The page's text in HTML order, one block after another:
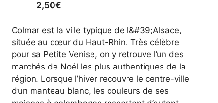
2,50€
Colmar est la ville typique de l&#39;Alsace,
située au cœur du Haut-Rhin. Très célèbre
pour sa Petite Venise, on y retrouve l’un des
marchés de Noël les plus authentiques de la
région. Lorsque l’hiver recouvre le centre-ville
d’un manteau blanc, les couleurs de ses